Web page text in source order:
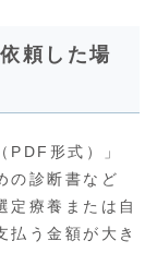
頼した場
PDF形式）」
の診断書など
定療養または自
払う金額が大き